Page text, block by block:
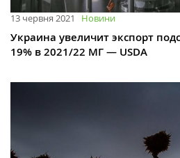
13 червня 2021 Новини
Украина увеличит экспорт
19% в 2021/22 МГ — USDA